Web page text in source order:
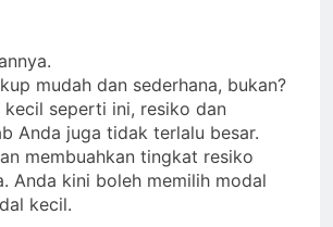
mudah dan sederhana, bukan?
kecil seperti ini, resiko dan
Anda juga tidak terlalu besar.
membuahkan tingkat resiko
Anda kini boleh memilih modal
kecil.